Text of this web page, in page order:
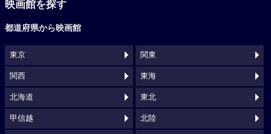
映画館を探す
都道府県から映画館
東京 関東
関西 東海
北海道 東北
甲信越 北陸